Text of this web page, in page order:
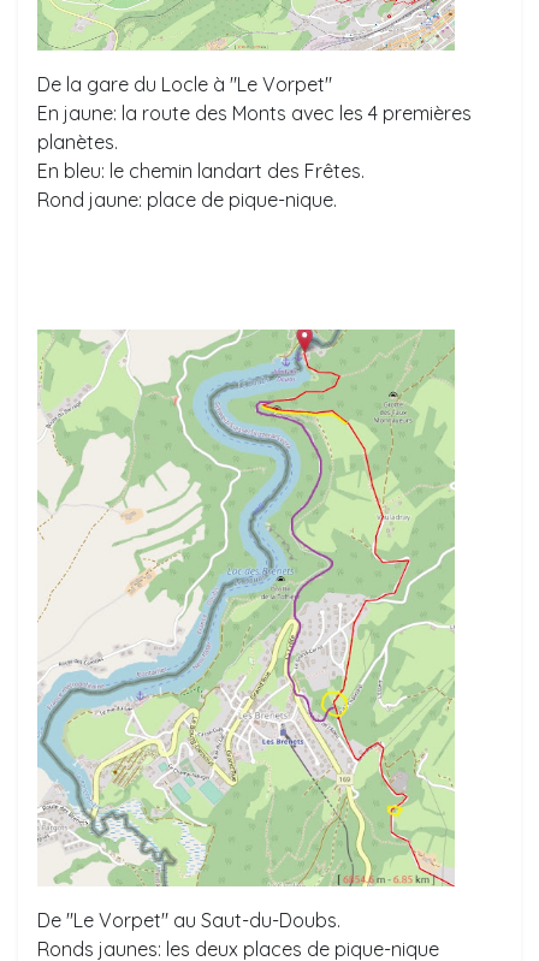
De la gare du Locle à "Le Vorpet"
En jaune: la route des Monts avec les 4 premières
planètes.
En bleu: le chemin landart des Frêtes.
Rond jaune: place de pique-nique.
De "Le Vorpet" au Saut-du-Doubs.
Ronds jaunes: les deux places de pique-nique